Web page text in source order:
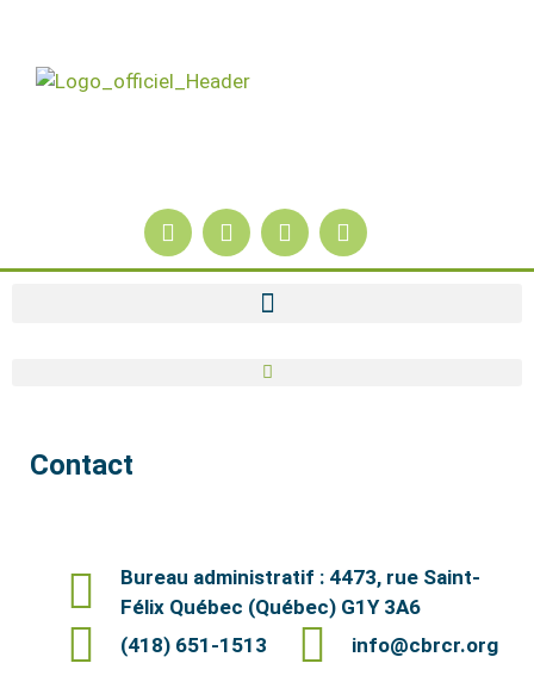
Contact
Bureau administratif : 4473, rue Saint-
Félix Québec (Québec) G1Y 3A6
(418) 651-1513
info@cbrcr.org